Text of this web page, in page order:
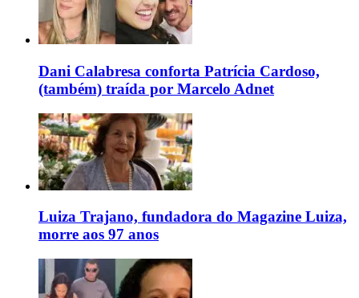
Dani Calabresa conforta Patrícia Cardoso,
(também) traída por Marcelo Adnet
Luiza Trajano, fundadora do Magazine Luiza,
morre aos 97 anos